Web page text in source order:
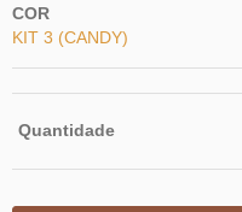
COR
KIT 3 (CANDY)
Quantidade